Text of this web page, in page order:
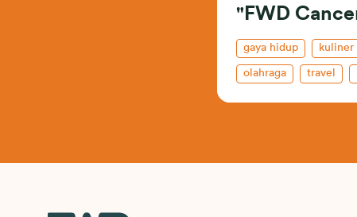
"FWD
gaya hidup kuliner
olahraga travel